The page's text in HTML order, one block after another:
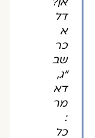
דל
א
כר
שב
"ג,
דא
מר
:
כל